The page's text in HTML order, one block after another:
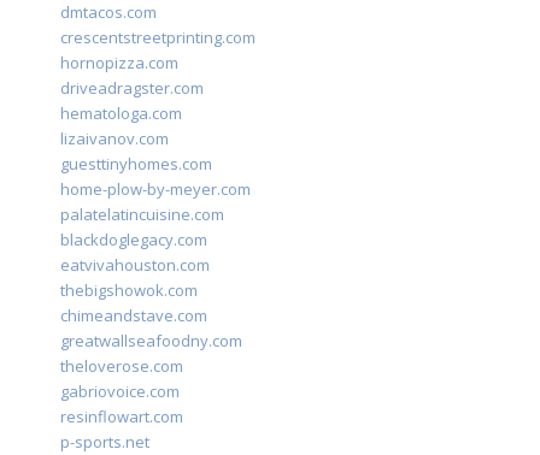
dmtacos.com
crescentstreetprinting.com
hornopizza.com
driveadragster.com
hematologa.com
lizaivanov.com
guesttinyhomes.com
home-plow-by-meyer.com
palatelatincuisine.com
blackdoglegacy.com
eatvivahouston.com
thebigshowok.com
chimeandstave.com
greatwallseafoodny.com
theloverose.com
gabriovoice.com
resinflowart.com
p-sports.net